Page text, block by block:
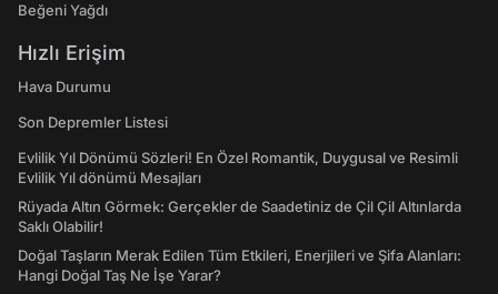
Beğeni Yağdı
Hızlı Erişim
Hava Durumu
Son Depremler Listesi
Evlilik Yıl Dönümü Sözleri! En Özel Romantik, Duygusal ve Resimli
Evlilik Yıl dönümü Mesajları
Rüyada Altın Görmek: Gerçekler de Saadetiniz de Çil Çil Altınlarda
Saklı Olabilir!
Doğal Taşların Merak Edilen Tüm Etkileri, Enerjileri ve Şifa Alanları:
Hangi Doğal Taş Ne İşe Yarar?